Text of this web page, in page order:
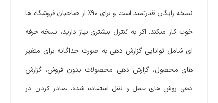
نسخه رایگان قدرتمند است و برای ۹۰% از صاحبان فروشگاه ها
خوب کار میکند. اگر به کنترل بیشتری نیاز دارید، نسخه حرفه
ای شامل توانایی گزارش دهی به صورت جداگانه برای متغیر
های محصول، گزارش دهی محصولات بدون فروش، گزارش
دهی روش های حمل و نقل استفاده شده، صادر کردن در